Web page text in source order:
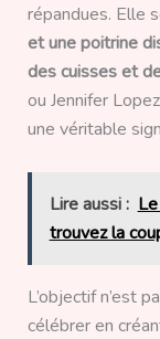
répandues. Elle
et une poitrine
des cuisses et
ou Jennifer
une véritable
Lire aussi :
trouvez la
L’objectif n’est
célébrer en